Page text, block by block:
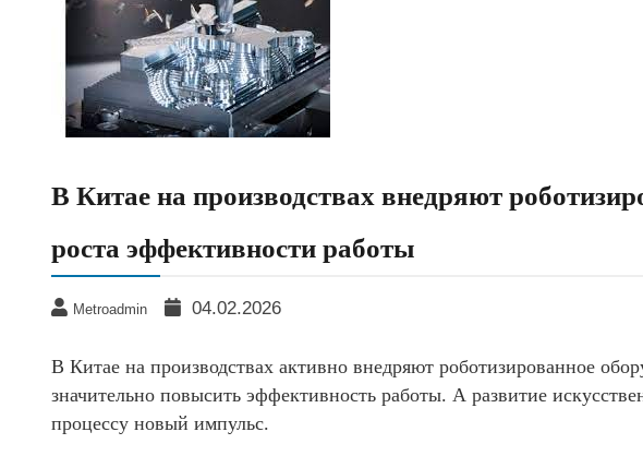
В Китае на производствах внедряют
роста эффективности работы
Metroadmin 04.02.2026
В Китае на производствах активно внедряют роботизированное
значительно повысить эффективность работы. А развитие
процессу новый импульс.